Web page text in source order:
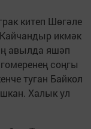
китеп Шөгәле
икмәк
авылда яшәп
соңгы
туган Байкол
Халык ул